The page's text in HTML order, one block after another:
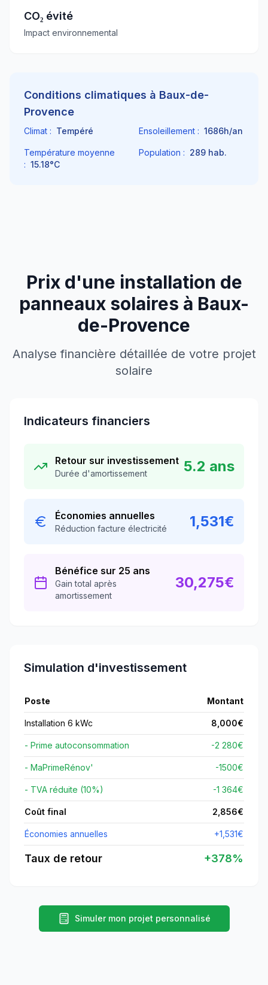
CO₂ évité
Impact environnemental
Conditions climatiques à Baux-de-
Provence
Climat : Tempéré Ensoleillement : 1686h/an
Température moyenne
: 15.18°C
Population : 289 hab.
Prix d'une installation de
panneaux solaires à Baux-
de-Provence
Analyse financière détaillée de votre projet
solaire
Indicateurs financiers
Retour sur investissement
Durée d'amortissement 5.2 ans
Économies annuelles
Réduction facture électricité 1,531€
Bénéfice sur 25 ans
Gain total après
amortissement
30,275€
Simulation d'investissement
Poste Montant
Installation 6 kWc 8,000€
- Prime autoconsommation -2 280€
- MaPrimeRénov' -1500€
- TVA réduite (10%) -1 364€
Coût final 2,856€
Économies annuelles +1,531€
Taux de retour +378%
Simuler mon projet personnalisé